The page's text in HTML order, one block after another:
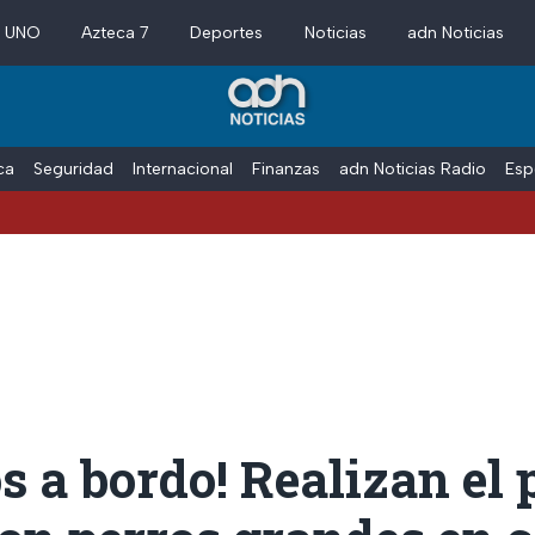
Azteca 7 Deportes Noticias adn Noticias
Seguridad Internacional Finanzas adn Noticias Radio
a bordo! Realizan el